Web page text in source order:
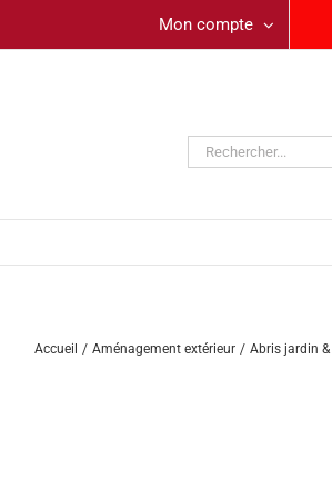
Mon compte
Rechercher:
Accueil Aménagement extérieur Abris jardin